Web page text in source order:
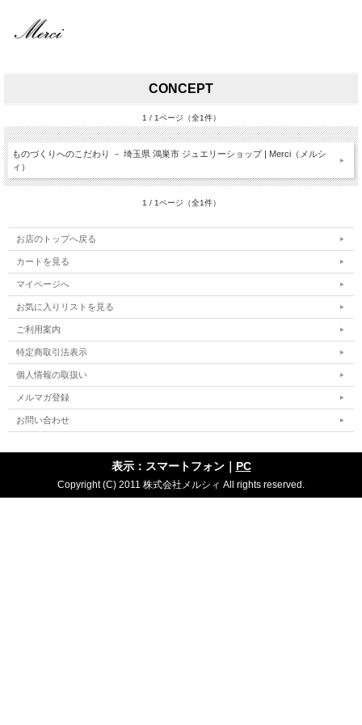
CONCEPT
1 / 1ページ（全1件）
ものづくりへのこだわり － 埼玉県 鴻巣市 ジュエリーショップ | Merci（メルシ
ィ）
1 / 1ページ（全1件）
お店のトップへ戻る
カートを見る
マイページへ
お気に入りリストを見る
ご利用案内
特定商取引法表示
個人情報の取扱い
メルマガ登録
お問い合わせ
表示：スマートフォン｜ PC
Copyright (C) 2011 株式会社メルシィ All rights reserved.